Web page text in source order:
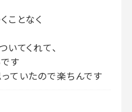
ことなく
てくれて、
す
ていたので楽ちんです